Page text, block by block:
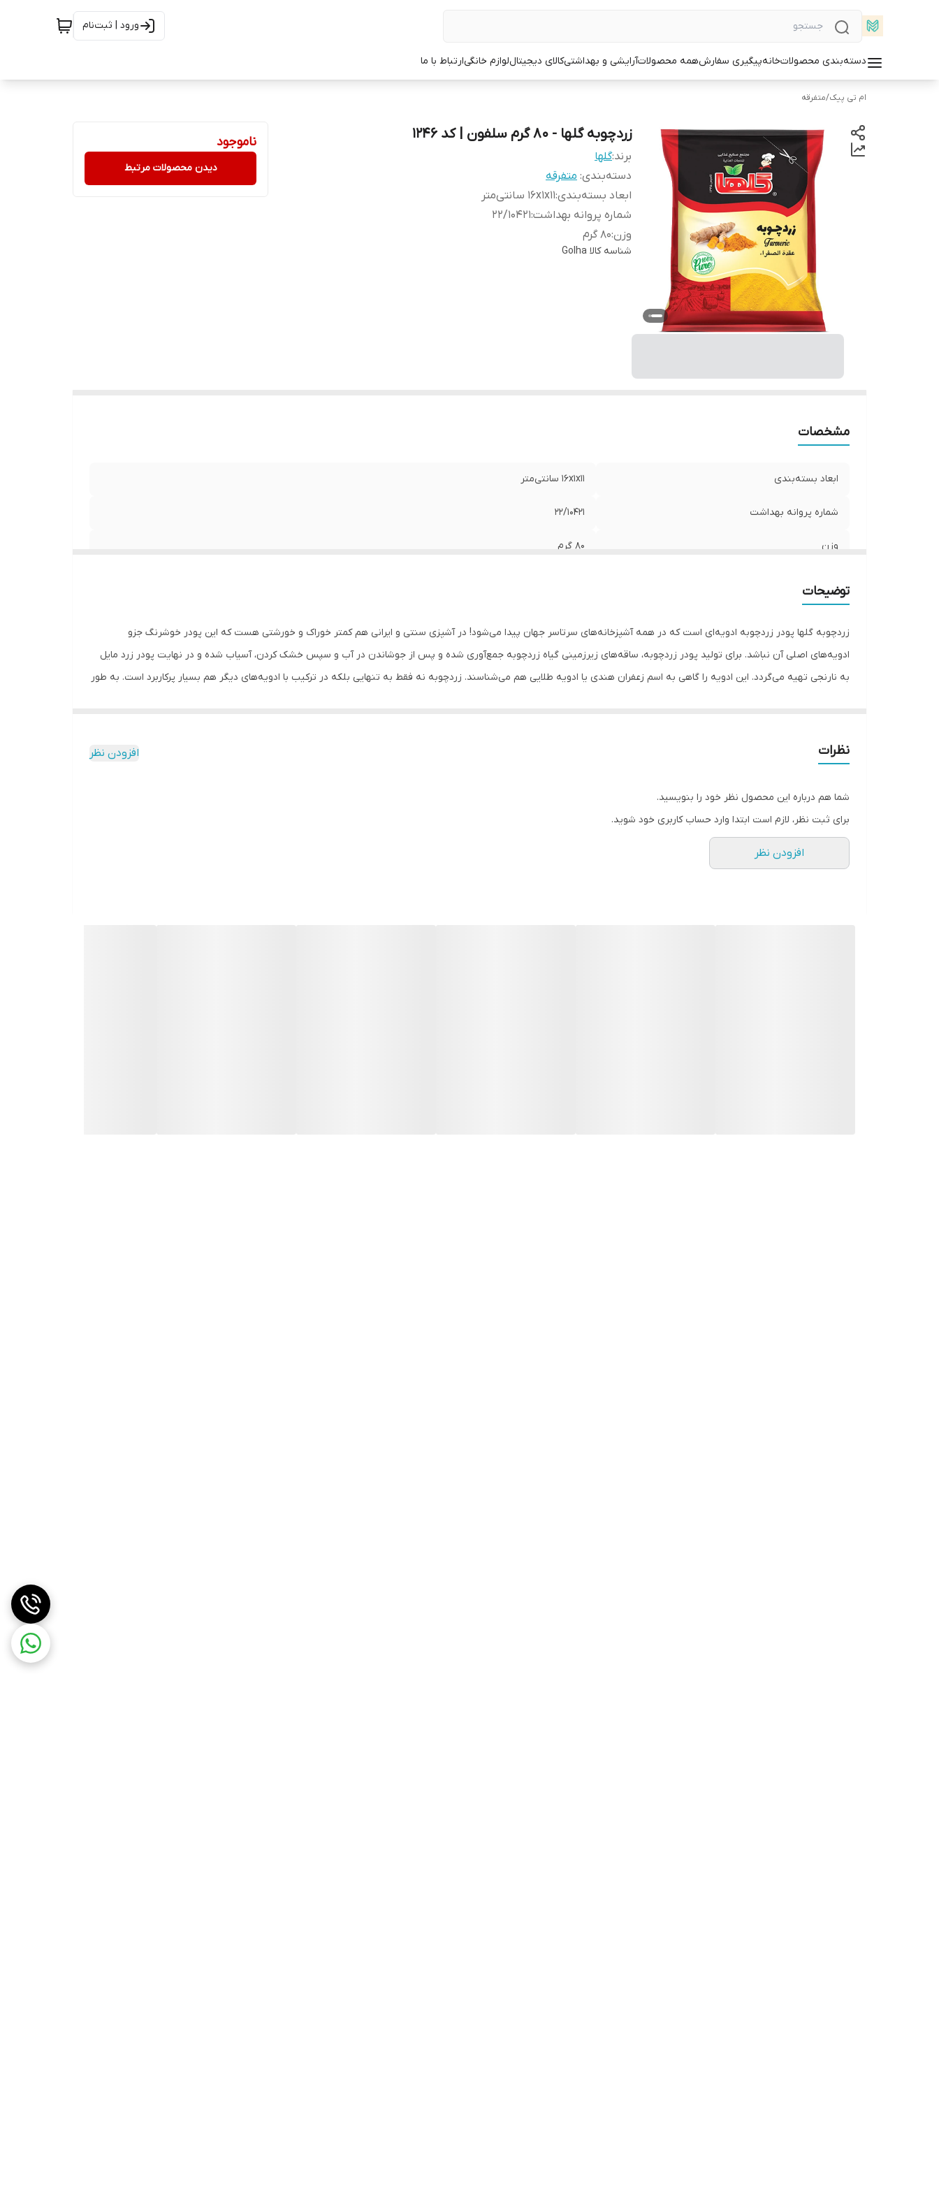
ورود | ثبت‌نام
دسته‌بندی محصولاتخانهپیگیری سفارشهمه محصولاتآرایشی و بهداشتیکالای دیجیتاللوازم خانگیارتباط با ما
ام تی پیک/متفرقه
زردچوبه گلها - 80 گرم سلفون | کد 1246
برند:گلها
دسته‌بندی: متفرقه
ابعاد بسته‌بندی:16x1x11 سانتی‌متر
شماره پروانه بهداشت:
22/10421
وزن:80 گرم
شناسه کالا Golha
ناموجود
دیدن محصولات مرتبط
مشخصات
ابعاد بسته‌بندی 16x1x11 سانتی‌متر
شماره پروانه بهداشت 22/10421
وزن 80 گرم
توضیحات
زردچوبه گلها پودر زردچوبه ادویه‌ای است که در همه آشپزخانه‌های سرتاسر جهان پیدا می‌شود! در آشپزی سنتی و ایرانی هم کمتر خوراک و خورشتی هست که این پودر خوشرنگ جزو
ادویه‌های اصلی آن نباشد. برای تولید پودر زردچوبه، ساقه‌های زیرزمینی گیاه زردچوبه جمع‌آوری شده و پس از جوشاندن در آب و سپس خشک کردن، آسیاب شده و در نهایت پودر زرد مایل
به نارنجی تهیه می‌گردد. این ادویه را گاهی به اسم زعفران هندی یا ادویه طلایی هم می‌شناسند. زردچوبه نه فقط به تنهایی بلکه در ترکیب با ادویه‌های دیگر هم بسیار پرکاربرد است. به طور
زردچوبه را به مقدار متعادل استفاده کنید.به دلیل خواص زردچوبه که یک لیست بلند بالا را شامل می‌شود، از آن نه فقط در تهیه غذا بلکه در صنایع آرایشی و بهداشتی هم استفاده می‌شود.
پودر زردچوبه در سفید و نرم کردن پوست صورت و بدن اثر معجزه‌آسایی دارد و ماده اولیه بسیاری از صابون‌های آرایشی است. از دیگر خواص زردچوبه می‌توانیم به از بین بردن انگل‌های
دقیقه در کمی روغن تف بدهید تا عطر و طعم خود را به خوبی آزاد کند.
نظرات افزودن نظر
شما هم درباره این محصول نظر خود را بنویسید.
برای ثبت نظر، لازم است ابتدا وارد حساب کاربری خود شوید.
افزودن نظر